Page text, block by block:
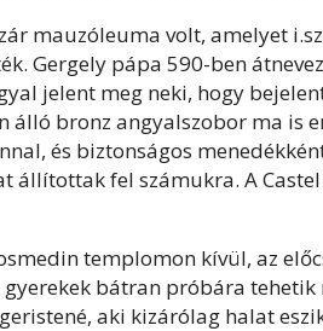
mauzóleuma volt, amelyet
Gergely pápa 590-ben
jelent meg neki, hogy
álló bronz angyalszobor ma is
és biztonságos
állítottak fel számukra. A
templomon kívül, az
bátran próbára
aki kizárólag halat